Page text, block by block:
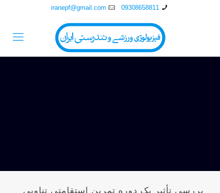
09308658811
iranepf@gmail.com
بررسی تأثير يک دوره تمرين استقامتی تناوبی